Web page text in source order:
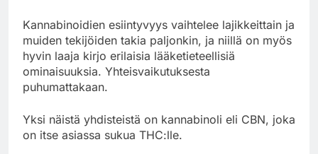
Kannabinoidien esiintyvyys vaihtelee lajikkeittain ja
muiden tekijöiden takia paljonkin, ja niillä on myös
hyvin laaja kirjo erilaisia lääketieteellisiä
ominaisuuksia. Yhteisvaikutuksesta
puhumattakaan.
Yksi näistä yhdisteistä on kannabinoli eli CBN, joka
on itse asiassa sukua THC:lle.